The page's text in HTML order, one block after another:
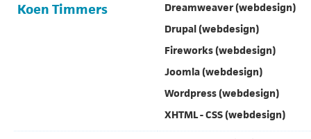
Koen Timmers
Dreamweaver (webdesign)
Drupal (webdesign)
Fireworks (webdesign)
Joomla (webdesign)
Wordpress (webdesign)
XHTML - CSS (webdesign)